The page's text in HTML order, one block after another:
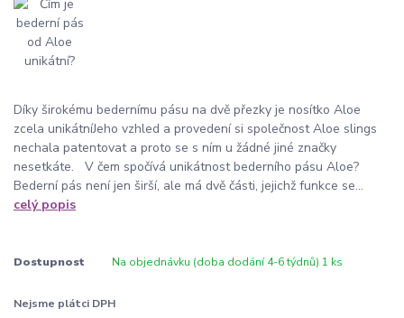
Díky širokému bedernímu pásu na dvě přezky je nosítko Aloe
zcela unikátníJeho vzhled a provedení si společnost Aloe slings
nechala patentovat a proto se s ním u žádné jiné značky
nesetkáte. V čem spočívá unikátnost bederního pásu Aloe?
Bederní pás není jen širší, ale má dvě části, jejichž funkce se...
celý popis
Dostupnost Na objednávku (doba dodání 4-6 týdnů) 1 ks
Nejsme plátci DPH